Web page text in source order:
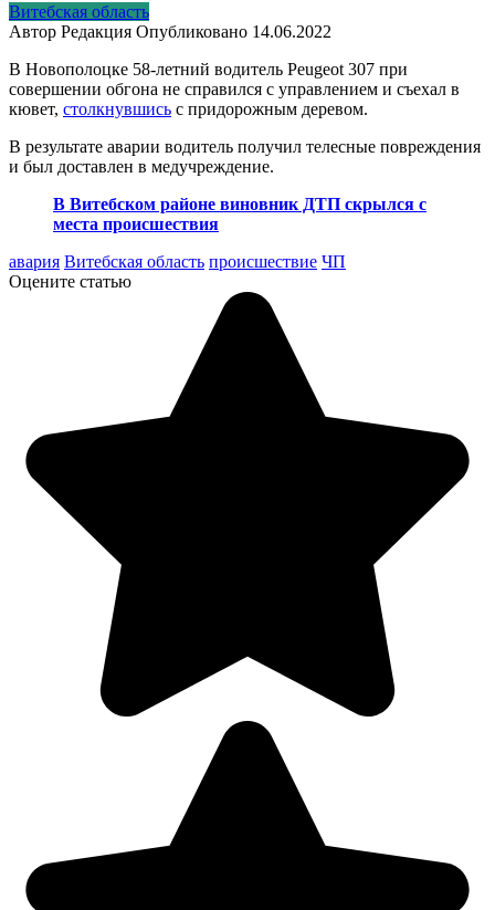
Витебская область
Автор Редакция Опубликовано 14.06.2022
В Новополоцке 58-летний водитель Peugeot 307 при
совершении обгона не справился с управлением и съехал в
кювет, столкнувшись с придорожным деревом.
В результате аварии водитель получил телесные повреждения
и был доставлен в медучреждение.
В Витебском районе виновник ДТП скрылся с
места происшествия
авария Витебская область происшествие ЧП
Оцените статью